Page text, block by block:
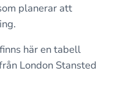
planerar att
här en tabell
London Stansted